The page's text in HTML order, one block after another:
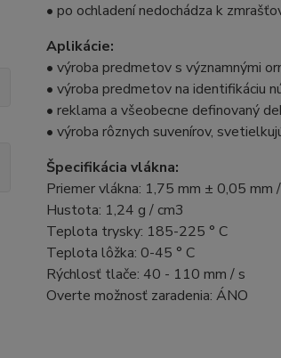
• po ochladení nedochádza k
Aplikácie:
• výroba predmetov s významnými
• výroba predmetov na identifikáciu
• reklama a všeobecne definovaný
• výroba rôznych suvenírov,
Špecifikácia vlákna:
Priemer vlákna: 1,75 mm ± 0,05 mm
Hustota: 1,24 g / cm3
Teplota trysky: 185-225 ° C
Teplota lôžka: 0-45 ° C
Rýchlosť tlače: 40 - 110 mm / s
Overte možnosť zaradenia: ÁNO